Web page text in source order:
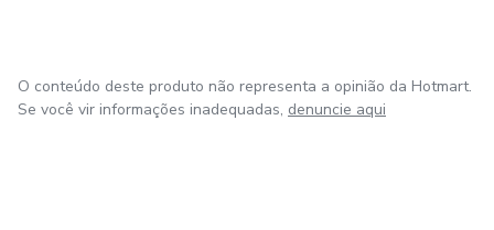
O conteúdo deste produto não representa a opinião da Hotmart.
Se você vir informações inadequadas, denuncie aqui